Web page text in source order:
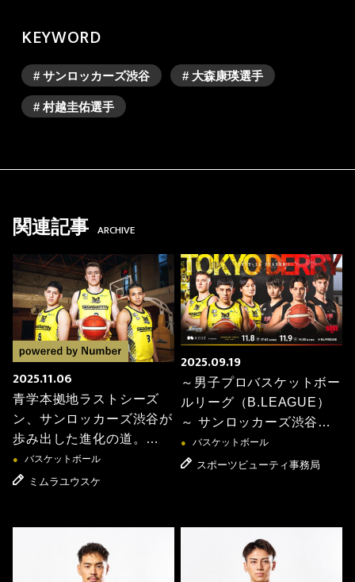
KEYWORD
# サンロッカーズ渋谷 # 大森康瑛選手
# 村越圭佑選手
関連記事 ARCHIVE
2025.11.06
青学本拠地ラストシーズ
ン、サンロッカーズ渋谷が
歩み出した進化の道。
ダブルキャプテン制と「全
員バスケ」で頂点へ
● バスケットボール
ミムラユウスケ
2025.09.19
～男子プロバスケットボー
ルリーグ（B.LEAGUE）
～ サンロッカーズ渋谷
コーセー協賛試合 「コー
セー Presentsアルバルク
(土)・9日(日)
● バスケットボール
スポーツビューティ事務局